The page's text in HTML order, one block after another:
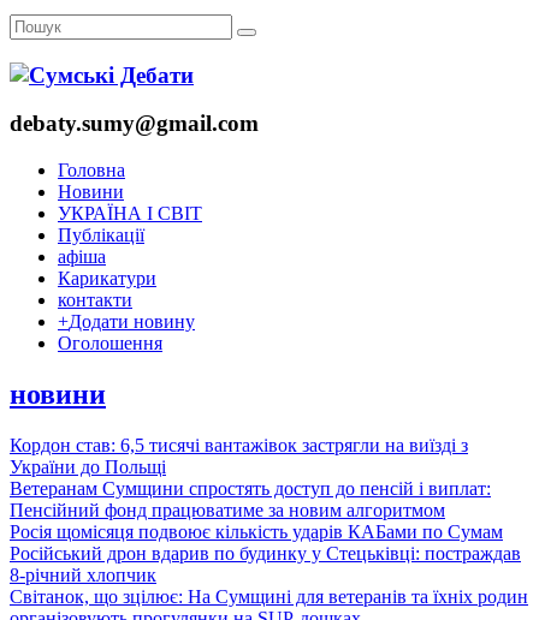
debaty.sumy@gmail.com
Головна
Новини
УКРАЇНА І СВІТ
Публікації
афіша
Карикатури
контакти
+Додати новину
Оголошення
новини
Кордон став: 6,5 тисячі вантажівок застрягли на виїзді з
України до Польщі
Ветеранам Сумщини спростять доступ до пенсій і виплат:
Пенсійний фонд працюватиме за новим алгоритмом
Росія щомісяця подвоює кількість ударів КАБами по Сумам
Російський дрон вдарив по будинку у Стецьківці: постраждав
8-річний хлопчик
Світанок, що зцілює: На Сумщині для ветеранів та їхніх родин